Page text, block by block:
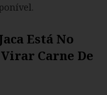
Está No
Carne De